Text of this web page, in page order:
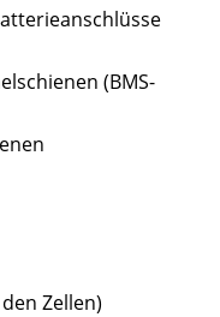
(BMS-
Zellen)